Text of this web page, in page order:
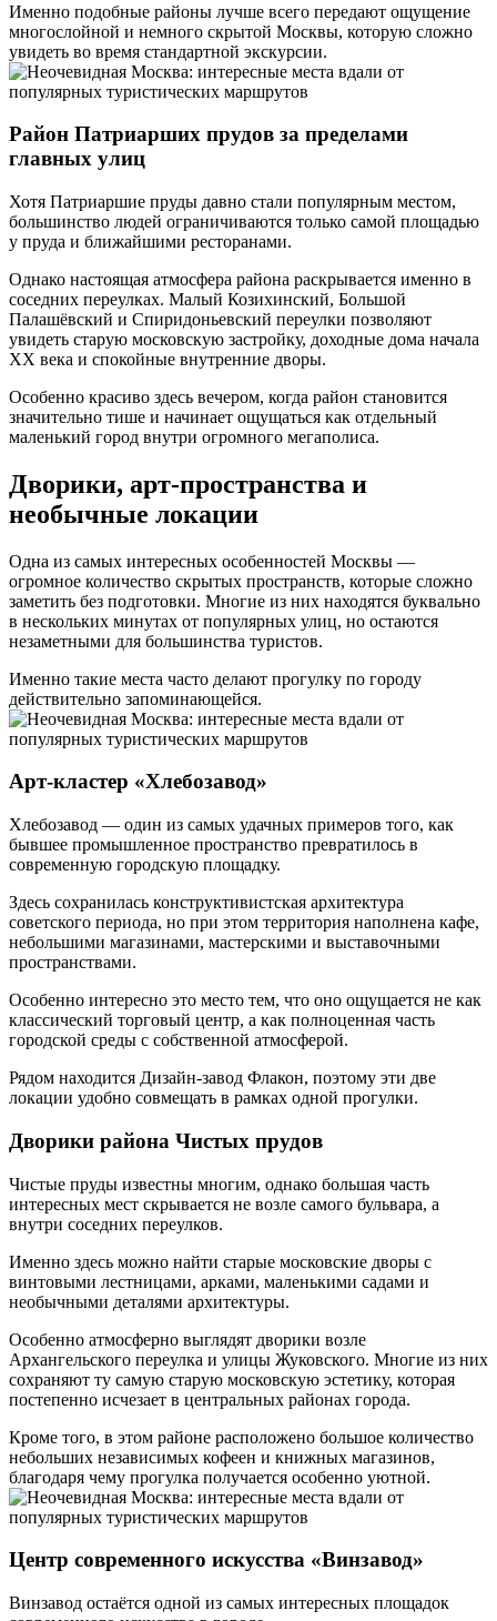
Именно подобные районы лучше всего передают ощущение
многослойной и немного скрытой Москвы, которую сложно
увидеть во время стандартной экскурсии.
Район Патриарших прудов за пределами
главных улиц
Хотя Патриаршие пруды давно стали популярным местом,
большинство людей ограничиваются только самой площадью
у пруда и ближайшими ресторанами.
Однако настоящая атмосфера района раскрывается именно в
соседних переулках. Малый Козихинский, Большой
Палашёвский и Спиридоньевский переулки позволяют
увидеть старую московскую застройку, доходные дома начала
XX века и спокойные внутренние дворы.
Особенно красиво здесь вечером, когда район становится
значительно тише и начинает ощущаться как отдельный
маленький город внутри огромного мегаполиса.
Дворики, арт-пространства и
необычные локации
Одна из самых интересных особенностей Москвы —
огромное количество скрытых пространств, которые сложно
заметить без подготовки. Многие из них находятся буквально
в нескольких минутах от популярных улиц, но остаются
незаметными для большинства туристов.
Именно такие места часто делают прогулку по городу
действительно запоминающейся.
Арт-кластер «Хлебозавод»
Хлебозавод — один из самых удачных примеров того, как
бывшее промышленное пространство превратилось в
современную городскую площадку.
Здесь сохранилась конструктивистская архитектура
советского периода, но при этом территория наполнена кафе,
небольшими магазинами, мастерскими и выставочными
пространствами.
Особенно интересно это место тем, что оно ощущается не как
классический торговый центр, а как полноценная часть
городской среды с собственной атмосферой.
Рядом находится Дизайн-завод Флакон, поэтому эти две
локации удобно совмещать в рамках одной прогулки.
Дворики района Чистых прудов
Чистые пруды известны многим, однако большая часть
интересных мест скрывается не возле самого бульвара, а
внутри соседних переулков.
Именно здесь можно найти старые московские дворы с
винтовыми лестницами, арками, маленькими садами и
необычными деталями архитектуры.
Особенно атмосферно выглядят дворики возле
Архангельского переулка и улицы Жуковского. Многие из них
сохраняют ту самую старую московскую эстетику, которая
постепенно исчезает в центральных районах города.
Кроме того, в этом районе расположено большое количество
небольших независимых кофеен и книжных магазинов,
благодаря чему прогулка получается особенно уютной.
Центр современного искусства «Винзавод»
Винзавод остаётся одной из самых интересных площадок